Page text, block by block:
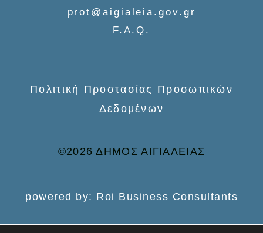
prot@aigialeia.gov.gr
F.A.Q.
Πολιτική Προστασίας Προσωπικών
Δεδομένων
©2026 ΔΗΜΟΣ ΑΙΓΙΑΛΕΙΑΣ
powered by: Roi Business Consultants